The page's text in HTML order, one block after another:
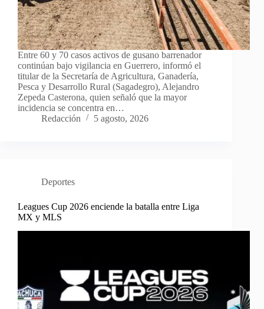
Entre 60 y 70 casos activos de gusano barrenador
continúan bajo vigilancia en Guerrero, informó el
titular de la Secretaría de Agricultura, Ganadería,
Pesca y Desarrollo Rural (Sagadegro), Alejandro
Zepeda Casterona, quien señaló que la mayor
incidencia se concentra en…
Redacción
5 agosto, 2026
Deportes
Leagues Cup 2026 enciende la batalla entre Liga
MX y MLS